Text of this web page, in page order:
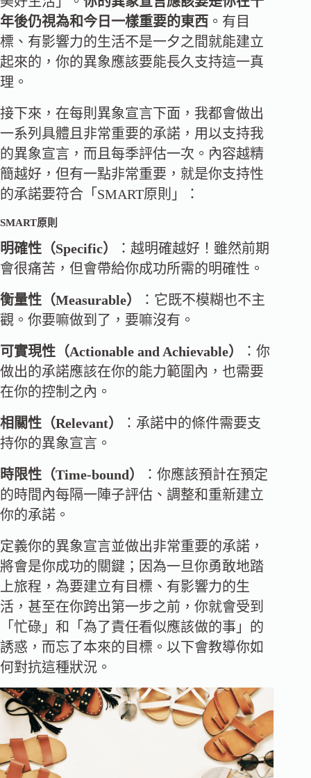
年後仍視為和今日一樣重要的東西 。有目
標、有影響力的生活不是一夕之間就能建立
起來的，你的異象應該要能長久支持這一真
理。
接下來，在每則異象宣言下面，我都會做出
一系列具體且非常重要的承諾，用以支持我
的異象宣言，而且每季評估一次。內容越精
簡越好，但有一點非常重要，就是你支持性
的承諾要符合「SMART原則」：
SMART原則
明確性（Specific）
：越明確越好！雖然前期
會很痛苦，但會帶給你成功所需的明確性。
衡量性（Measurable）
：它既不模糊也不主
觀。你要嘛做到了，要嘛沒有。
可實現性（Actionable and Achievable）
：你
做出的承諾應該在你的能力範圍內，也需要
在你的控制之內。
相關性（Relevant）
：承諾中的條件需要支
持你的異象宣言。
時限性（Time-bound）
：你應該預計在預定
的時間內每隔一陣子評估、調整和重新建立
你的承諾。
定義你的異象宣言並做出非常重要的承諾，
將會是你成功的關鍵；因為一旦你勇敢地踏
上旅程，為要建立有目標、有影響力的生
活，甚至在你跨出第一步之前，你就會受到
「忙碌」和「為了責任看似應該做的事」的
誘惑，而忘了本來的目標。以下會教導你如
何對抗這種狀況。